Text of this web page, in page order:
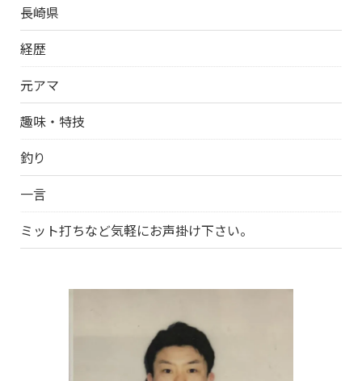
長崎県
経歴
元アマ
趣味・特技
釣り
一言
ミット打ちなど気軽にお声掛け下さい。